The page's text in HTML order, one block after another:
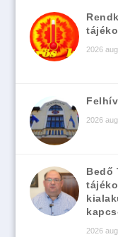
2026
2026
Bedő
2026